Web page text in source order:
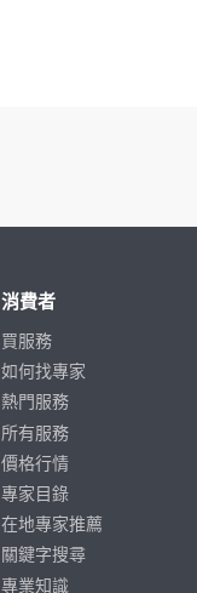
消費者
買服務
如何找專家
熱門服務
所有服務
價格行情
專家目錄
在地專家推薦
關鍵字搜尋
專業知識